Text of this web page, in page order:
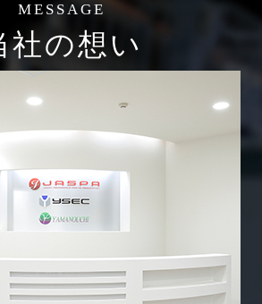
MESSAGE
社の想い